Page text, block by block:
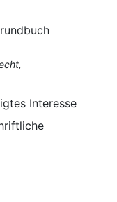
Interesse